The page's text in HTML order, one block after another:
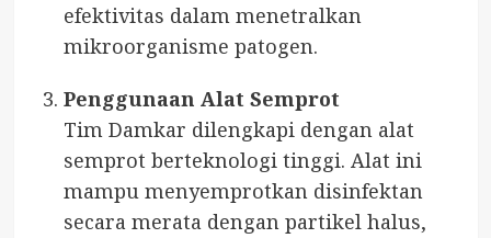
efektivitas dalam menetralkan
mikroorganisme patogen.
Penggunaan Alat Semprot
Tim Damkar dilengkapi dengan alat
semprot berteknologi tinggi. Alat ini
mampu menyemprotkan disinfektan
secara merata dengan partikel halus,